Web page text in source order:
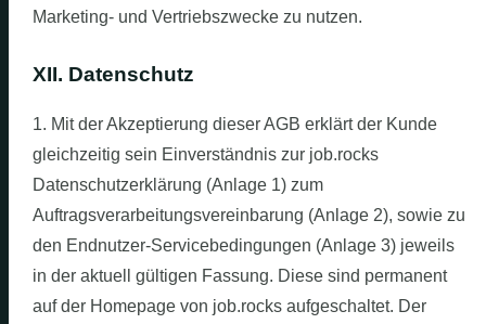
Marketing- und Vertriebszwecke zu nutzen.
XII. Datenschutz
1. Mit der Akzeptierung dieser AGB erklärt der Kunde
gleichzeitig sein Einverständnis zur job.rocks
Datenschutzerklärung (Anlage 1) zum
Auftragsverarbeitungsvereinbarung (Anlage 2), sowie zu
den Endnutzer-Servicebedingungen (Anlage 3) jeweils
in der aktuell gültigen Fassung. Diese sind permanent
auf der Homepage von job.rocks aufgeschaltet. Der